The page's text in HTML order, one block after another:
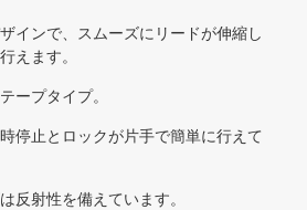
インで、スムーズにリードが伸縮し
えます。
ープタイプ。
停止とロックが片手で簡単に行えて
反射性を備えています。